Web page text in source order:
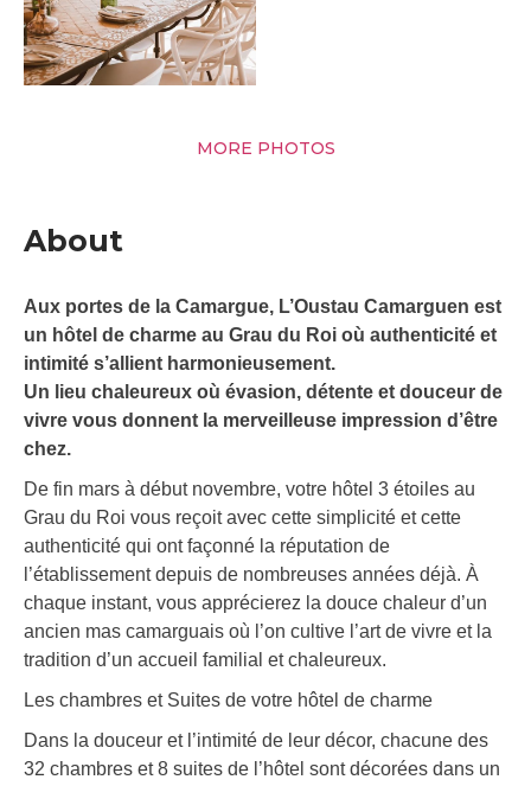
MORE PHOTOS
About
Aux portes de la Camargue, L’Oustau Camarguen est
un hôtel de charme au Grau du Roi où authenticité et
intimité s’allient harmonieusement.
Un lieu chaleureux où évasion, détente et douceur de
vivre vous donnent la merveilleuse impression d’être
chez.
De fin mars à début novembre, votre hôtel 3 étoiles au
Grau du Roi vous reçoit avec cette simplicité et cette
authenticité qui ont façonné la réputation de
l’établissement depuis de nombreuses années déjà. À
chaque instant, vous apprécierez la douce chaleur d’un
ancien mas camarguais où l’on cultive l’art de vivre et la
tradition d’un accueil familial et chaleureux.
Les chambres et Suites de votre hôtel de charme
Dans la douceur et l’intimité de leur décor, chacune des
32 chambres et 8 suites de l’hôtel sont décorées dans un